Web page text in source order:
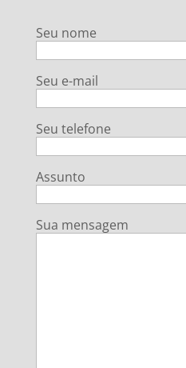
Seu nome
Seu e-mail
Seu telefone
Assunto
Sua mensagem